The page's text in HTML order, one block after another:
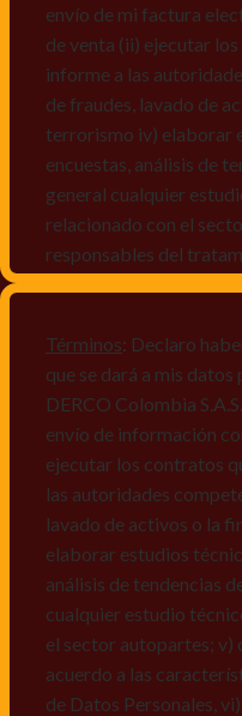
envío de mi factura
de venta (ii) ejecutar
informe a las
de fraudes, lavado de
terrorismo iv) elaborar
encuestas, análisis de
general cualquier
relacionado con el
responsables del
mismos, vi) crear bases
características y
Personales, v)
recall.
Declaro que puedo
de datos personales de
dirección
manifiesto que he sido
a conocer, actualizar,
prueba: i) de
quejas y/o reclamos en
atención:
Términos: Declaro
que se dará a mis
DERCO Colombia
envío de información
ejecutar los contratos
las autoridades
lavado de activos o la
elaborar estudios
análisis de tendencias
cualquier estudio
el sector autopartes; v)
acuerdo a las
de Datos Personales,